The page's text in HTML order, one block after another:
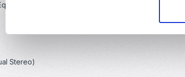
oder Effektgeräte
Stereo)